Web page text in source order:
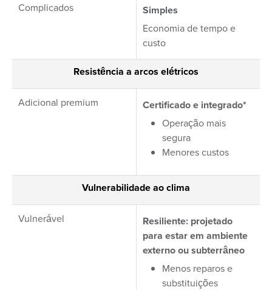
Complicados Simples
Economia de tempo e
custo
Resistência a arcos elétricos
Adicional premium Certificado e integrado*
Operação mais
segura
Menores custos
Vulnerabilidade ao clima
Vulnerável
Resiliente: projetado
para estar em ambiente
externo ou subterrâneo
Menos reparos e
substituições